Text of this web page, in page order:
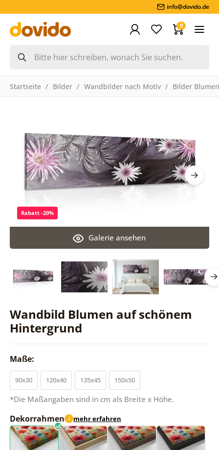
info@dovido.de
0
Startseite Bilder Wandbilder nach Motiv Bilder Blumen
Wandbild Blumen auf schönem
Hintergrund
Galerie ansehen
Rabatt -20%
Maße:
90x30 120x40 135x45 150x50
*Die Maßangaben sind in cm als Breite x Höhe.
Dekorrahmen i mehr erfahren